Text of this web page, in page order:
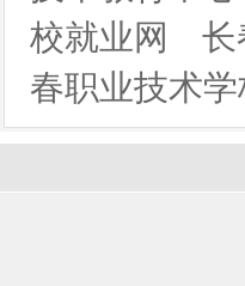
校就业网
长
春职业技术学